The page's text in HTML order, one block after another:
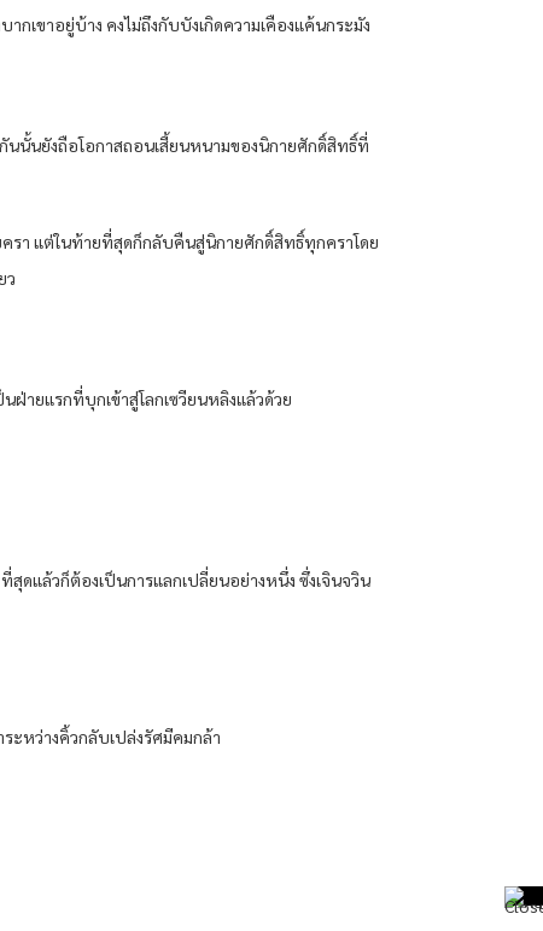
เขาอยู่บ้าง คงไม่ถึงกับบังเกิดความเคืองแค้นกระมัง
นนั้นยังถือโอกาสถอนเสี้ยนหนามของนิกายศักดิ์สิทธิ์ที่
รา แต่ในท้ายที่สุดก็กลับคืนสู่นิกายศักดิ์สิทธิ์ทุกคราโดย
ว
ฝ่ายแรกที่บุกเข้าสู่โลกเซวียนหลิงแล้วด้วย
ดแล้วก็ต้องเป็นการแลกเปลี่ยนอย่างหนึ่ง ซึ่งเจินจวิน
ะหว่างคิ้วกลับเปล่งรัศมีคมกล้า